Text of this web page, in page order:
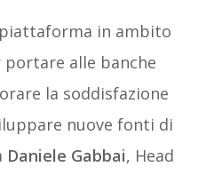
in ambito
alle banche
la soddisfazione
nuove fonti di
Daniele Gabbai, Head